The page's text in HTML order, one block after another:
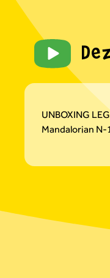
Carousel overslaan
UNBOXING
Mandalorian